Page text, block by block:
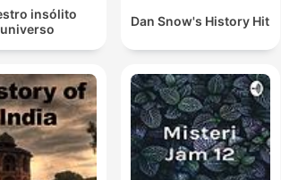
insólito
universo
Dan Snow's History Hit